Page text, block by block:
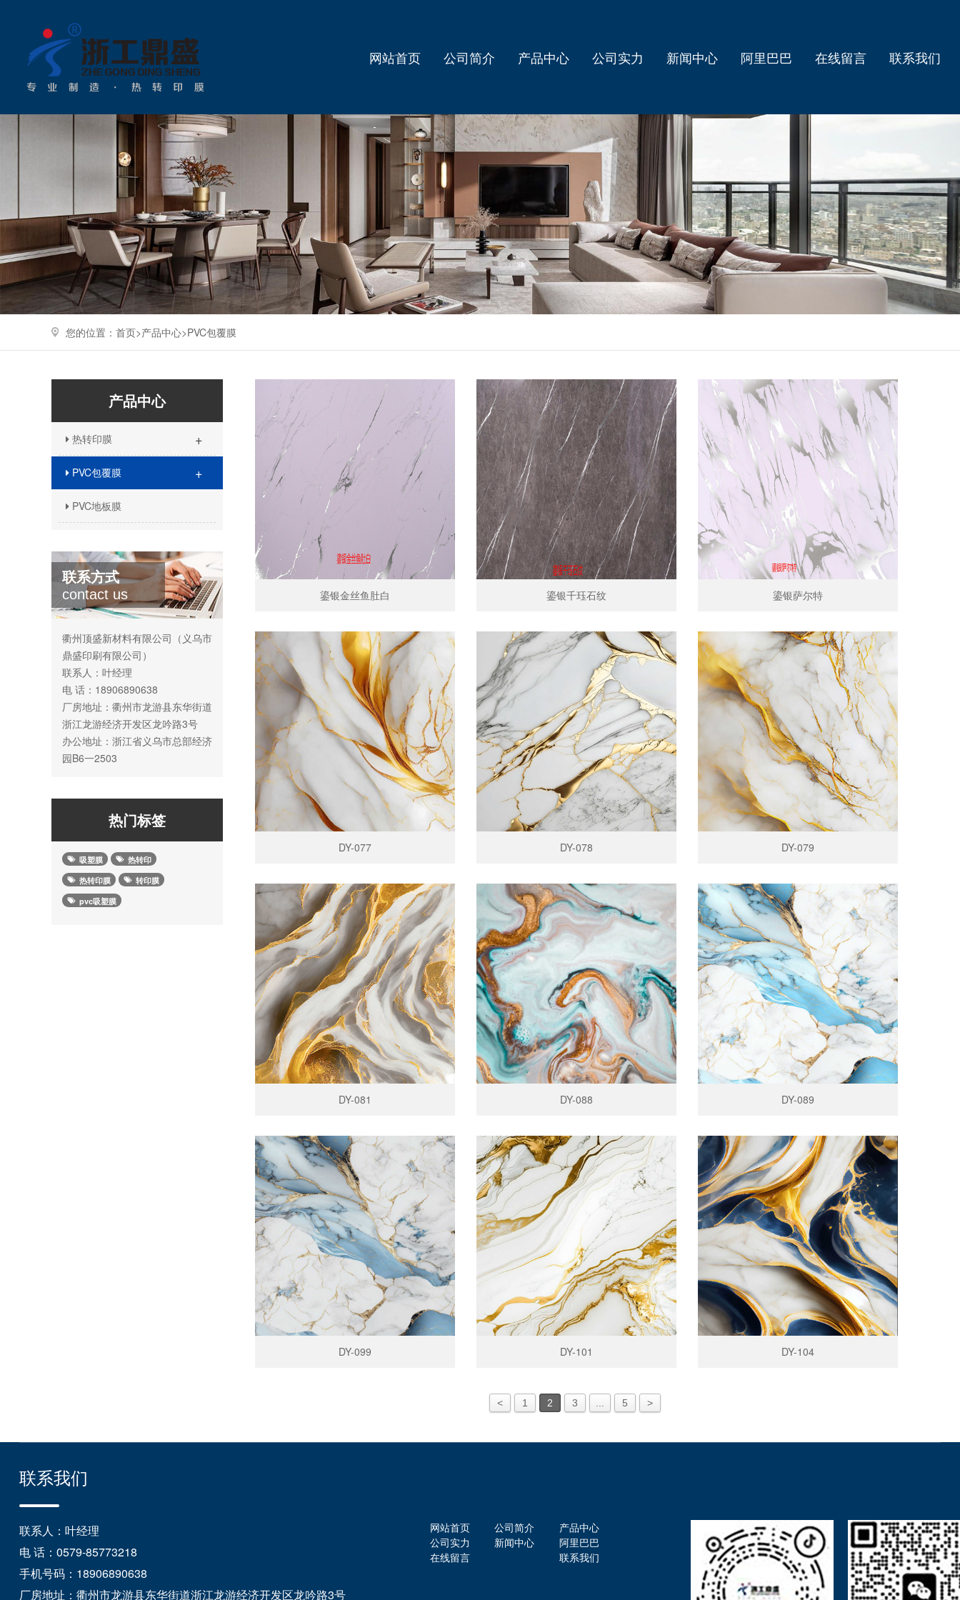
网站首页 公司简介 产品中心 公司实力 新闻中心 阿里巴巴 在线留言 联系我们
您的位置： 首页>产品中心>PVC包覆膜
产品中心
热转印膜 +
PVC包覆膜 +
PVC地板膜
联系方式
contact us
衢州顶盛新材料有限公司（义乌市
鼎盛印刷有限公司）
联系人：叶经理
电 话：18906890638
厂房地址：衢州市龙游县东华街道
浙江龙游经济开发区龙吟路3号
办公地址：浙江省义乌市总部经济
园B6一2503
热门标签
吸塑膜
热转印
热转印膜
转印膜
pvc吸塑膜
鎏银金丝鱼肚白 鎏银千珏石纹 鎏银萨尔特
DY-077 DY-078 DY-079
DY-081 DY-088 DY-089
DY-099 DY-101 DY-104
< 1 2 3 5 >
联系我们
联系人：叶经理
电 话：0579-85773218
手机号码：18906890638
厂房地址：衢州市龙游县东华街道浙江龙游经济开发区龙吟路3号
网站首页 公司简介
产品中心
公司实力
新闻中心
阿里巴巴
在线留言
联系我们